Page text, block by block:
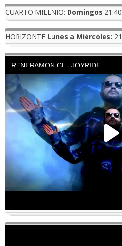
CUARTO MILENIO: Domingos
HORIZONTE Lunes a Miércoles: